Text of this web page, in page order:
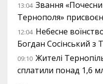
13:04 Звання
Тернополя»
12:04 Небесне
Богдан Сосінський з
09:10 Жителі
сплатили понад 1,6